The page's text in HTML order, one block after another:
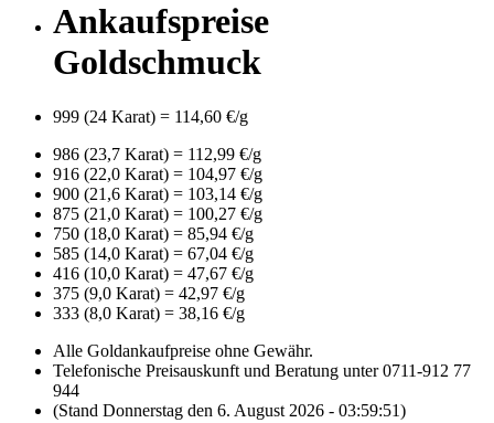
Ankaufspreise
Goldschmuck
999 (24 Karat) = 114,60 €/g
986 (23,7 Karat) = 112,99 €/g
916 (22,0 Karat) = 104,97 €/g
900 (21,6 Karat) = 103,14 €/g
875 (21,0 Karat) = 100,27 €/g
750 (18,0 Karat) = 85,94 €/g
585 (14,0 Karat) = 67,04 €/g
416 (10,0 Karat) = 47,67 €/g
375 (9,0 Karat) = 42,97 €/g
333 (8,0 Karat) = 38,16 €/g
Alle Goldankaufpreise ohne Gewähr.
Telefonische Preisauskunft und Beratung unter 0711-912 77
944
(Stand Donnerstag den 6. August 2026 - 03:59:51)